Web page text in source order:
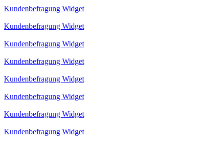
Kundenbefragung Widget
Kundenbefragung Widget
Kundenbefragung Widget
Kundenbefragung Widget
Kundenbefragung Widget
Kundenbefragung Widget
Kundenbefragung Widget
Kundenbefragung Widget